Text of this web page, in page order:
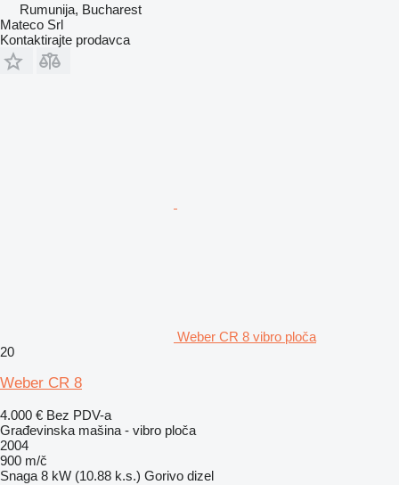
Rumunija, Bucharest
Mateco Srl
Kontaktirajte prodavca
Weber CR 8 vibro ploča
20
Weber CR 8
4.000 € Bez PDV-a
Građevinska mašina - vibro ploča
2004
900 m/č
Snaga 8 kW (10.88 k.s.) Gorivo dizel